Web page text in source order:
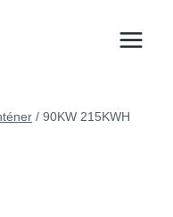
/ 90KW 215KWH